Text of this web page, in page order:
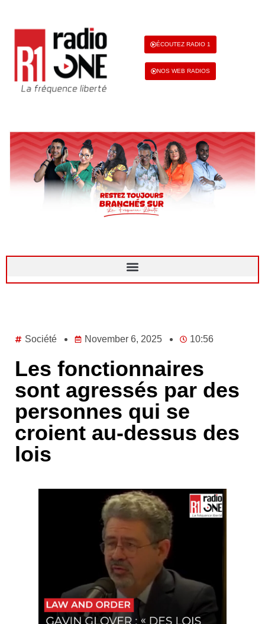
ÉCOUTEZ RADIO 1
NOS WEB RADIOS
Société November 6, 2025 10:56
Les fonctionnaires
sont agressés par des
personnes qui se
croient au-dessus des
lois